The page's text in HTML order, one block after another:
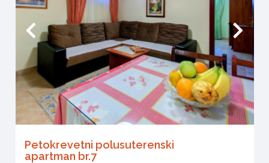
Petokrevetni polusuterenski
apartman br.7